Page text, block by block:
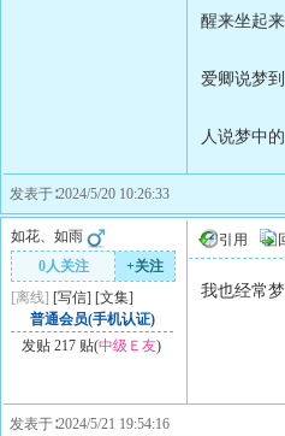
醒来坐起
爱卿说梦
人说梦中
发表于∶2024/5/20 10:26:33
如花、如雨
0人关注
+关注
[离线] [写信] [文集]
普通会员(手机认证)
发贴 217 贴(中级Ｅ友)
引用
我也经常
发表于∶2024/5/21 19:54:16